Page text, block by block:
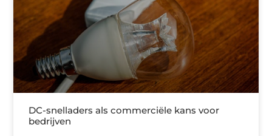
DC-snelladers als commerciële kans voor
bedrijven